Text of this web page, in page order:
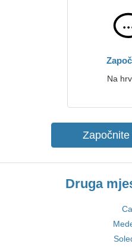
Na
Druga